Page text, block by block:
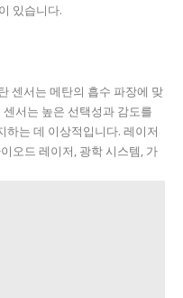
있습니다.
센서는 메탄의 흡수 파장에 맞
서는 높은 선택성과 감도를
는 데 이상적입니다. 레이저
오드 레이저, 광학 시스템, 가